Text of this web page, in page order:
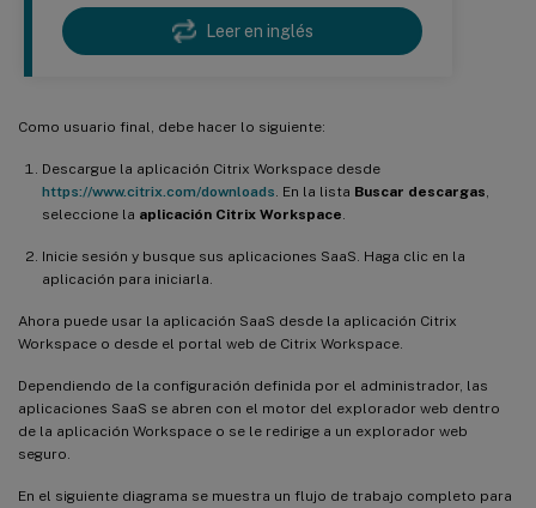
Leer en inglés
Como usuario final, debe hacer lo siguiente:
Descargue la aplicación Citrix Workspace desde
https://www.citrix.com/downloads . En la lista Buscar descargas
seleccione la aplicación Citrix Workspace
Inicie sesión y busque sus aplicaciones SaaS. Haga clic en la
aplicación para iniciarla.
Ahora puede usar la aplicación SaaS desde la aplicación Citrix
Workspace o desde el portal web de Citrix Workspace.
Dependiendo de la configuración definida por el administrador, las
aplicaciones SaaS se abren con el motor del explorador web dentro
de la aplicación Workspace o se le redirige a un explorador web
seguro.
En el siguiente diagrama se muestra un flujo de trabajo completo para